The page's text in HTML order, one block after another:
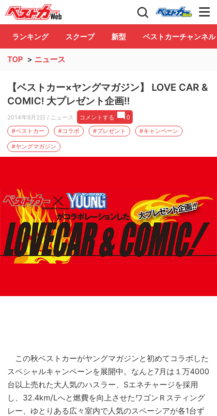
自動車情報誌「ベストカー」 Club
ランキング スクープ 新型 ベストカーチャンネル
TOP > ニュース
【ベストカー×ヤングマガジン】 LOVE CAR &
COMIC! 大プレゼント企画!!
2014年9月2日 / ニュース コメントする
0
#ベストカー
#コラボ #プレゼント #キャンペーン
#ヤングマガジン
この秋ベストカーがヤングマガジンと初めてコラボした
スペシャルキャンペーンを展開中。なんと7月は１万4000
台以上売れた大人気のハスラー、Sエネチャージを採用
し、32.4km/Lへと燃費を向上させたワゴンＲスティング
レー、ゆとりある広々室内で人気のスペーシアが各1台ず